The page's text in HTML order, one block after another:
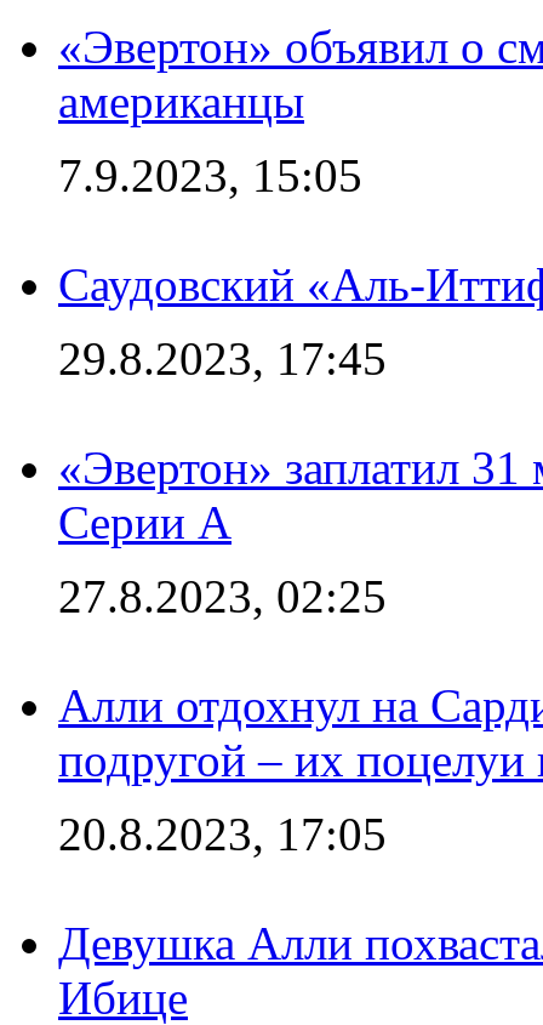
«Эвертон» объявил о
американцы
7.9.2023, 15:05
Саудовский «Аль-
29.8.2023, 17:45
«Эвертон» заплатил
Серии А
27.8.2023, 02:25
Алли отдохнул на
подругой – их поцелуи
20.8.2023, 17:05
Девушка Алли
Ибице